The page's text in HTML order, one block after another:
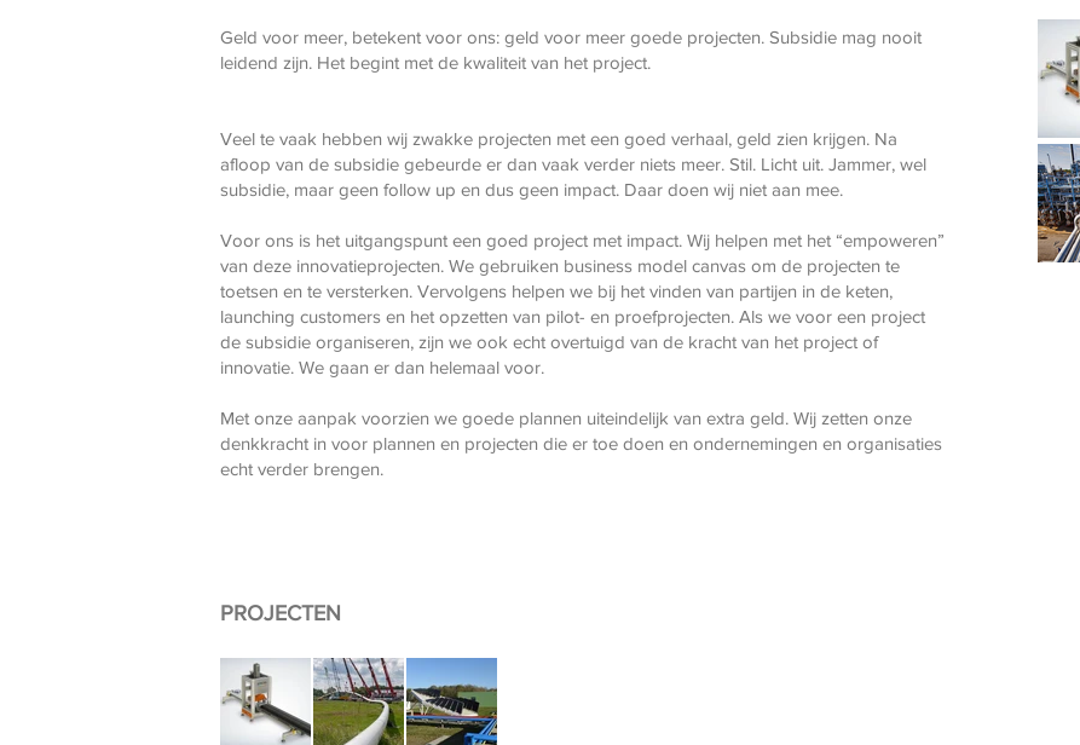
Geld voor meer, betekent voor ons: geld voor meer goede projecten. Subsidie mag nooit
leidend zijn. Het begint met de kwaliteit van het project.
Veel te vaak hebben wij zwakke projecten met een goed verhaal, geld zien krijgen. Na
afloop van de subsidie gebeurde er dan vaak verder niets meer. Stil. Licht uit. Jammer, wel
subsidie, maar geen follow up en dus geen impact. Daar doen wij niet aan mee.
Voor ons is het uitgangspunt een goed project met impact. Wij helpen met het “empoweren”
van deze innovatieprojecten. We gebruiken business model canvas om de projecten te
toetsen en te versterken. Vervolgens helpen we bij het vinden van partijen in de keten,
launching customers en het opzetten van pilot- en proefprojecten. Als we voor een project
de subsidie organiseren, zijn we ook echt overtuigd van de kracht van het project of
innovatie. We gaan er dan helemaal voor.
Met onze aanpak voorzien we goede plannen uiteindelijk van extra geld. Wij zetten onze
denkkracht in voor plannen en projecten die er toe doen en ondernemingen en organisaties
echt verder brengen.
PROJECTEN